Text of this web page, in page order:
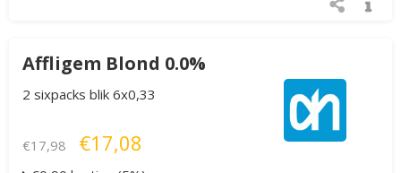
Affligem Blond 0.0%
2 sixpacks blik 6x0,33
€17,98 €17,08